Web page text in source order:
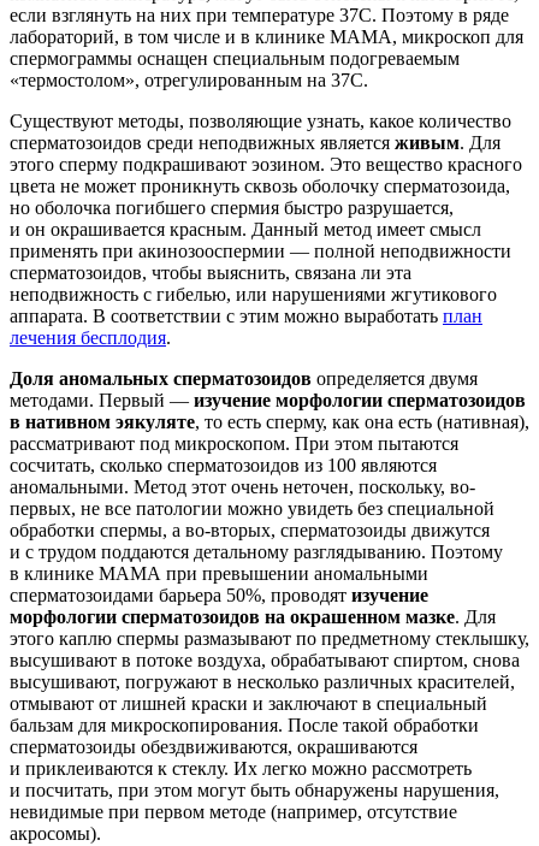
если взглянуть на них при температуре 37С. Поэтому в ряде
лабораторий, в том числе и в клинике МАМА, микроскоп для
спермограммы оснащен специальным подогреваемым
«термостолом», отрегулированным на 37С.
Существуют методы, позволяющие узнать, какое количество
сперматозоидов среди неподвижных является живым. Для
этого сперму подкрашивают эозином. Это вещество красного
цвета не может проникнуть сквозь оболочку сперматозоида,
но оболочка погибшего спермия быстро разрушается,
и он окрашивается красным. Данный метод имеет смысл
применять при акинозооспермии — полной неподвижности
сперматозоидов, чтобы выяснить, связана ли эта
неподвижность с гибелью, или нарушениями жгутикового
аппарата. В соответствии с этим можно выработать план
лечения бесплодия.
Доля аномальных сперматозоидов определяется двумя
методами. Первый — изучение морфологии сперматозоидов
в нативном эякуляте, то есть сперму, как она есть (нативная),
рассматривают под микроскопом. При этом пытаются
сосчитать, сколько сперматозоидов из 100 являются
аномальными. Метод этот очень неточен, поскольку, во-
первых, не все патологии можно увидеть без специальной
обработки спермы, а во-вторых, сперматозоиды движутся
и с трудом поддаются детальному разглядыванию. Поэтому
в клинике МАМА при превышении аномальными
сперматозоидами барьера 50%, проводят изучение
морфологии сперматозоидов на окрашенном мазке. Для
этого каплю спермы размазывают по предметному стеклышку,
высушивают в потоке воздуха, обрабатывают спиртом, снова
высушивают, погружают в несколько различных красителей,
отмывают от лишней краски и заключают в специальный
бальзам для микроскопирования. После такой обработки
сперматозоиды обездвиживаются, окрашиваются
и приклеиваются к стеклу. Их легко можно рассмотреть
и посчитать, при этом могут быть обнаружены нарушения,
невидимые при первом методе (например, отсутствие
акросомы).